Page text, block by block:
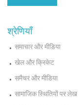
श्रेणियाँ
समाचार और मीडिया
खेल और क्रिकेट
समैचर और मीडिया
सामाजिक स्थितियों पर लेख